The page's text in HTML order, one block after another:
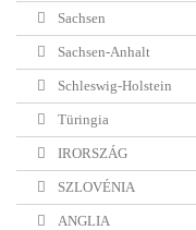
Sachsen
Sachsen-Anhalt
Schleswig-Holstein
Türingia
IRORSZÁG
SZLOVÉNIA
ANGLIA